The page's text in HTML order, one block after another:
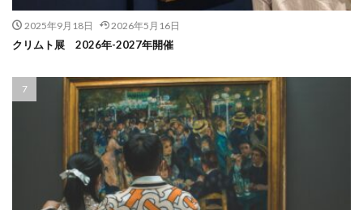
2025年9月18日 2026年5月16日
クリムト展 2026年-2027年開催